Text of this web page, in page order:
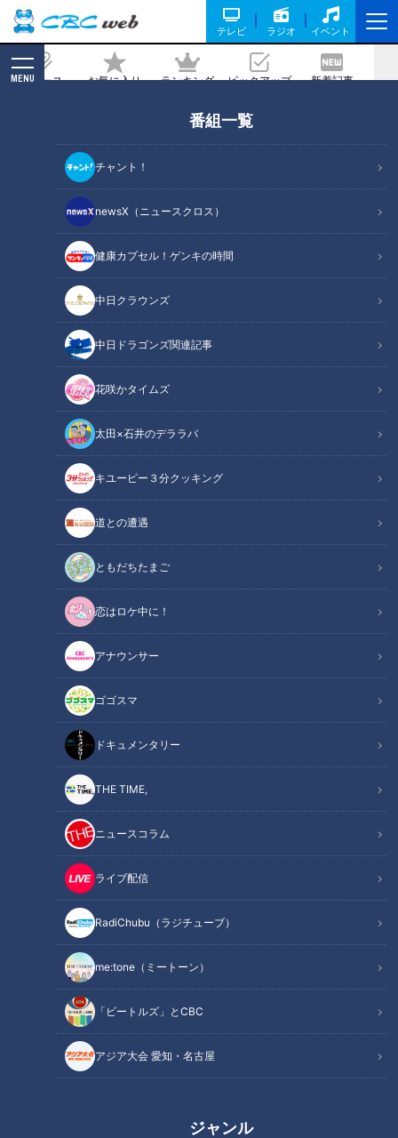
テレビ ラジオ イベント
ニュース お気に入り ランキング ピックアップ 新着記事
MENU
番組一覧
チャント！
newsX（ニュースクロス）
健康カプセル！ゲンキの時間
中日クラウンズ
中日ドラゴンズ関連記事
花咲かタイムズ
太田×石井のデララバ
キユーピー３分クッキング
道との遭遇
ともだちたまご
恋はロケ中に！
アナウンサー
ゴゴスマ
ドキュメンタリー
THE TIME,
ニュースコラム
ライブ配信
RadiChubu（ラジチューブ）
me:tone（ミートーン）
「ビートルズ」とCBC
アジア大会 愛知・名古屋
ジャンル
いちじくブッセ』をいただきます！【愛
されフード】
2024/09/20 11:43
チャント！
いただきます！ほぼ地元だけ愛されフード
その町を出るとあまり知られていないけど…地元の人はみんな
知っている！！町で生まれ、町に根づく愛されフードを調査し
今回調査するのは『白いちじくブッセ』愛知・蟹江町の方なら
ほぼ知っているということですが、どんな愛されフードなので
しょうか？
この記事を見たあなたへのおすすめ
乾燥肌のベースメイクどう仕込
む？テレビ局ヘアメイクが教え
る崩れにくいコツとおすすめコ
れフード『不朽最中』をいただ
きます！【チャント！】
長時間でも崩れない！テレビ局